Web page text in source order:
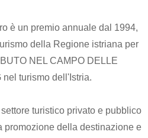
è un premio annuale dal 1994,
della Regione istriana per
NEL CAMPO DELLE
turismo dell'Istria.
settore turistico privato e pubblico
promozione della destinazione e